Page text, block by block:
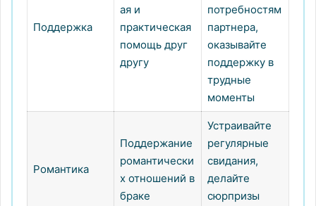
Поддержка
ая и
практическая
помощь друг
другу
потребностям
партнера,
оказывайте
поддержку в
трудные
моменты
Романтика
Поддержание
романтически
х отношений в
браке
Устраивайте
регулярные
свидания,
делайте
сюрпризы